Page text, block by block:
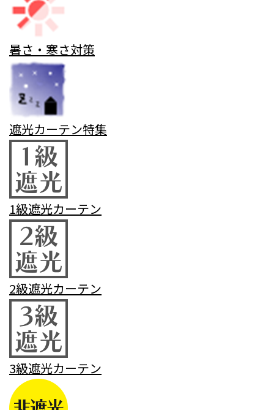
暑さ・寒さ対策
遮光カーテン特集
1級遮光カーテン
2級遮光カーテン
3級遮光カーテン